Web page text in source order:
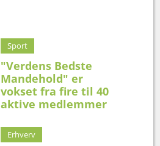
Sport
"Verdens Bedste
Mandehold" er
vokset fra fire til 40
aktive medlemmer
Erhverv